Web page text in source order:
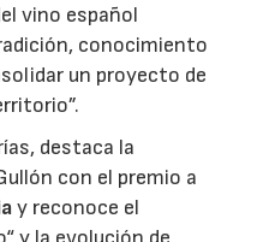
vino español
conocimiento
un proyecto de
destaca la
con el premio a
y reconoce el